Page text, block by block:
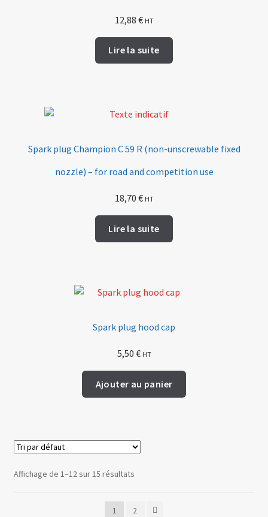
12,88 € HT
Lire la suite
Spark plug Champion C 59 R (non-unscrewable fixed
nozzle) – for road and competition use
18,70 € HT
Lire la suite
Spark plug hood cap
5,50 € HT
Ajouter au panier
Affichage de 1–12 sur 15 résultats
1 2